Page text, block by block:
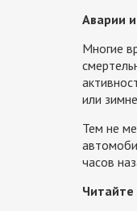
Аварии
Многие
или
Тем не
часов